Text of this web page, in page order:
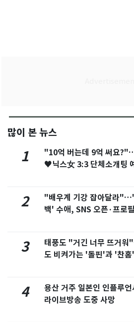
많이 본 뉴스
1
"10억 버는데 9억 써요
♥닉스女 3:3 단체소개팅
2
"배우계 기강 잡아달라
백' 수애, SNS 오픈·프로
3
태풍도 "거긴 너무 뜨거
도 비켜가는 '돌핀'과 '찬홈'
4
용산 거주 일본인 인플루
라이브방송 도중 사망